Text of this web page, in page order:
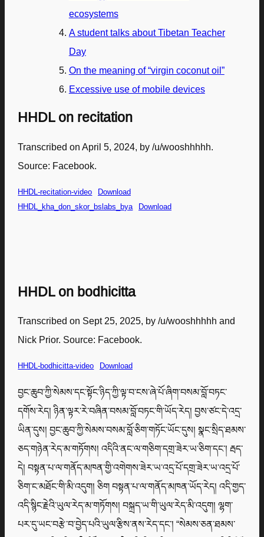
ecosystems
A student talks about Tibetan Teacher
Day
On the meaning of “virgin coconut oil”
Excessive use of mobile devices
HHDL on recitation
Transcribed on April 5, 2024, by /u/wooshhhhh.
Source: Facebook.
HHDL-recitation-video
Download
HHDL_kha_don_skor_bslabs_bya
Download
HHDL on bodhicitta
Transcribed on Sept 25, 2025, by /u/wooshhhhh and
Nick Prior. Source: Facebook.
HHDL-bodhicitta-video Download
བྱང་ཆུབ་ཀྱི་སེམས་དང་སྟོང་ཉིད་ཀྱི་ལྟ་བ་ངས་ཞེ་པོ་ཞིག་བསམ་བློ་བཏང་
དགོས་རེད། ཉིན་ལྟར་རེ་བཞིན་བསམ་བློ་བཏང་གི་ཡོད་རེད། བྱས་ཙང་དེ་འདྲ་
ཡིན་དུས། བྱང་ཆུབ་ཀྱི་སེམས་བསམ་བློ་ཅིག་གཏོང་ཡོང་དུས། སྣང་སྲིད་ཐམས་
ཅད་གཉེན་རེད་མ་གཏོགས། འདིའི་ནང་ལ་གཅིག་དགྲ་ཟེར་ཡ་ཅིག་དང་། རྦད་
དེ། བསྟན་པ་ལ་གནོད་མཁན་གྱི་འགེགས་ཟེར་ཡ་འདྲ་པོ་དགྲ་ཟེར་ཡ་འདྲ་པོ་
ཅིག་ང་མཐོང་གི་མི་འདུག། ཅིག བསྟན་པ་ལ་གནོད་མཁན་ཡོད་རེད། འདི་གྱད་
འདི་སྙིང་རྗེའི་ཡུལ་རེད་མ་གཏོགས། བསྐྲད་ཡ་གི་ཡུལ་རེད་མི་འདུག། ལྷག་
པར་དུ་ཡང་བརྩེ་བ་བྱེད་པའི་ཡུལ་རྩིས་ནས་རེད་དང་། “སེམས་ཅན་ཐམས་